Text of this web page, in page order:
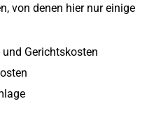
von denen hier nur einige
Gerichtskosten